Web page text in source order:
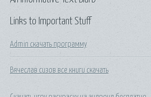
Links to Important Stuff
Admin скачать программу
Вячеслав сизов все книги скачать